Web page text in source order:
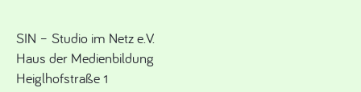
SIN – Studio im Netz e.V.
Haus der Medienbildung
Heiglhofstraße 1